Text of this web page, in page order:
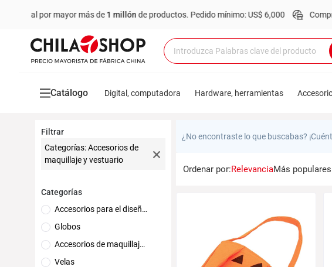
al por mayor más de1 millónde productos.Pedido mínimo: US$ 6,000 Compra
Catálogo Digital, computadora Hardware, herramientas
Filtrar
Categorías: Accesorios de
maquillaje y vestuario
Categorías
Accesorios para el diseño del lugar
Globos
Accesorios de maquillaje y vestuario
Velas
¿No encontraste lo que buscabas?
Ordenar por:RelevanciaMás populares